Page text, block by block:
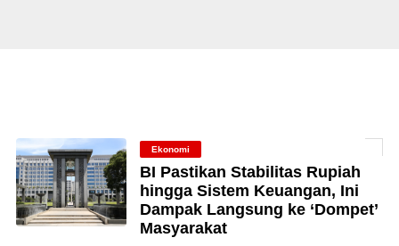
Ekonomi
BI Pastikan Stabilitas Rupiah
hingga Sistem Keuangan, Ini
Dampak Langsung ke ‘Dompet’
Masyarakat